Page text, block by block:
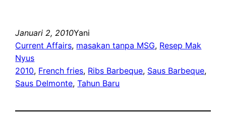
Januari 2, 2010Yani
Current Affairs, masakan tanpa MSG, Resep Mak
Nyus
2010, French fries, Ribs Barbeque, Saus Barbeque
Saus Delmonte, Tahun Baru